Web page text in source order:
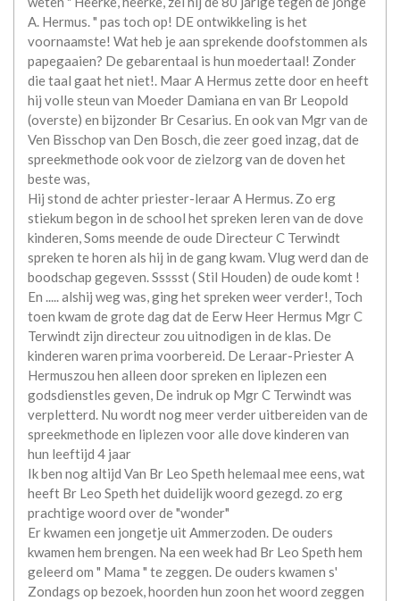
A. Hermus. " pas toch op! DE ontwikkeling is het
voornaamste! Wat heb je aan sprekende doofstommen als
papegaaien? De gebarentaal is hun moedertaal! Zonder
die taal gaat het niet!. Maar A Hermus zette door en heeft
hij volle steun van Moeder Damiana en van Br Leopold
(overste) en bijzonder Br Cesarius. En ook van Mgr van de
Ven Bisschop van Den Bosch, die zeer goed inzag, dat de
spreekmethode ook voor de zielzorg van de doven het
beste was,
Hij stond de achter priester-leraar A Hermus. Zo erg
stiekum begon in de school het spreken leren van de dove
kinderen, Soms meende de oude Directeur C Terwindt
spreken te horen als hij in de gang kwam. Vlug werd dan de
boodschap gegeven. Ssssst ( Stil Houden) de oude komt !
En ..... alshij weg was, ging het spreken weer verder!, Toch
toen kwam de grote dag dat de Eerw Heer Hermus Mgr C
Terwindt zijn directeur zou uitnodigen in de klas. De
kinderen waren prima voorbereid. De Leraar-Priester A
Hermuszou hen alleen door spreken en liplezen een
godsdienstles geven, De indruk op Mgr C Terwindt was
verpletterd. Nu wordt nog meer verder uitbereiden van de
spreekmethode en liplezen voor alle dove kinderen van
hun leeftijd 4 jaar
Ik ben nog altijd Van Br Leo Speth helemaal mee eens, wat
heeft Br Leo Speth het duidelijk woord gezegd. zo erg
prachtige woord over de "wonder"
Er kwamen een jongetje uit Ammerzoden. De ouders
kwamen hem brengen. Na een week had Br Leo Speth hem
geleerd om " Mama " te zeggen. De ouders kwamen s'
Zondags op bezoek, hoorden hun zoon het woord zeggen